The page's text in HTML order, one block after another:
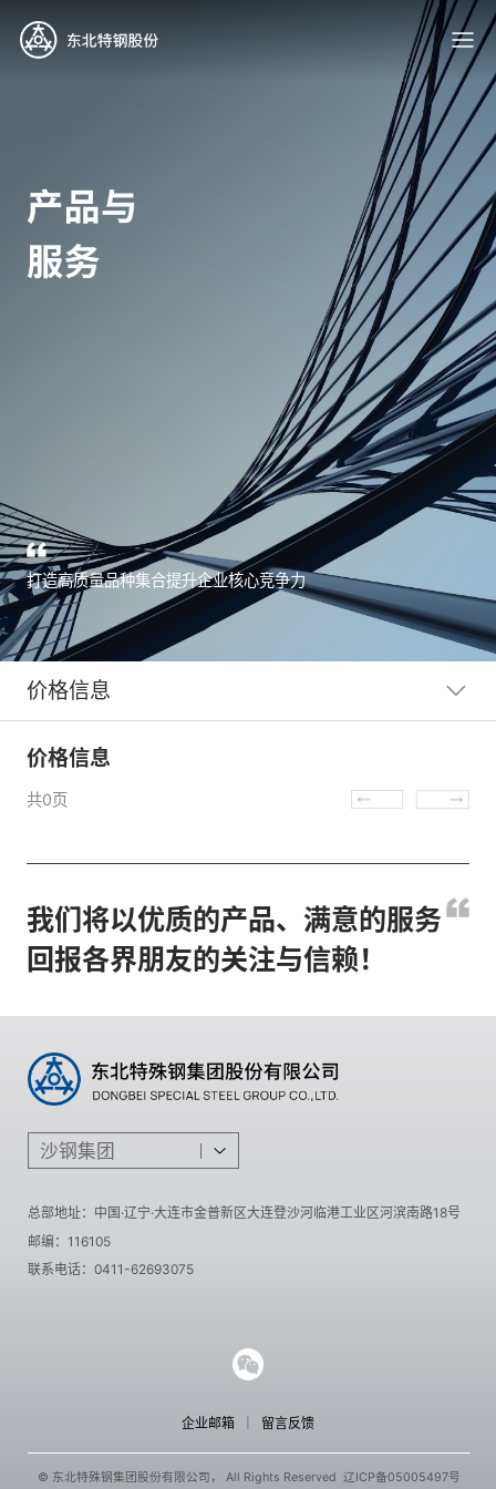
打造高质量品种集合提升企业核心竞争力
价格信息
价格信息
共0页
我们将以优质的产品、满意的服务
回报各界朋友的关注与信赖！
沙钢集团
总部地址： 中国·辽宁·大连市金普新区大连登沙河临港工业区河滨南路18号
邮编：116105
联系电话：0411-62693075
企业邮箱 留言反馈
© 东北特殊钢集团股份有限公司， All Rights Reserved辽ICP备05005497号